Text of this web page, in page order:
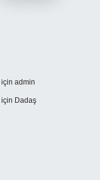
için admin
için Dadaş